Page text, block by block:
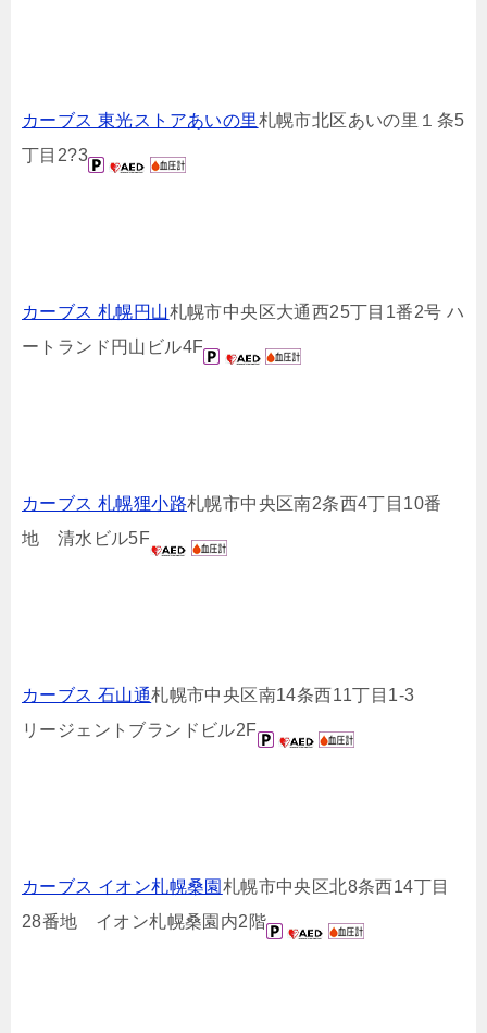
カーブス 東光ストアあいの里札幌市北区あいの里１条5
丁目2?3
カーブス 札幌円山札幌市中央区大通西25丁目1番2号 ハ
ートランド円山ビル4F
カーブス 札幌狸小路札幌市中央区南2条西4丁目10番
地 清水ビル5F
カーブス 石山通札幌市中央区南14条西11丁目1-3
リージェントブランドビル2F
カーブス イオン札幌桑園 札幌市中央区北8条西14丁目
28番地 イオン札幌桑園内2階